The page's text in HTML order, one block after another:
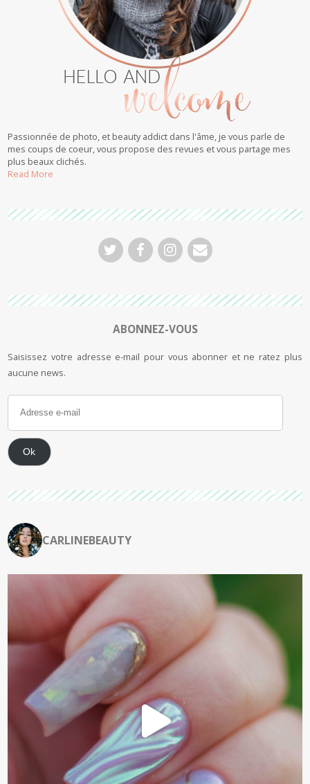
Passionnée de photo, et beauty addict dans l'âme, je vous parle de
mes coups de coeur, vous propose des revues et vous partage mes
plus beaux clichés.
Read More
ABONNEZ-VOUS
Saisissez votre adresse e-mail pour vous abonner et ne ratez plus
aucune news.
Ok
CARLINEBEAUTY